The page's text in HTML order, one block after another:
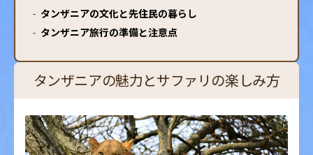
- タンザニアの文化と先住民の暮らし
- タンザニア旅行の準備と注意点
タンザニアの魅力とサファリの楽しみ方